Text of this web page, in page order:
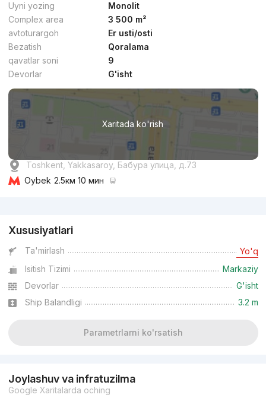
dan15.2 mln сўм
Topshirildi 2024,Yakkasaroy Palace
TJ «Yakkasaroy Palace»
+998 (78) 113...
Biznes
dan24 mln
5
Uyni yozing
Monolit
Complex area
3 500 m²
avtoturargoh
Er usti/osti
Bezatish
Qoralama
qavatlar soni
9
Devorlar
G'isht
Xaritada ko'rish
Toshkent, Yakkasaroy, Бабура улица, д.73
Oybek 2.5км 10 мин
Xususiyatlari
Ta'mirlash Yo'q
Isitish Tizimi
Markaziy
Devorlar
G'isht
Ship Balandligi
3.2 m
Parametrlarni ko'rsatish
Joylashuv va infratuzilma
Google Xaritalarda oching